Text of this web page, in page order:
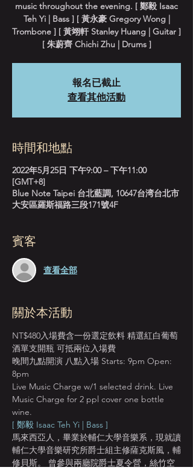
music throughout the evening. [ 鄭毅 Isaac
Teh Yi | Bass ] [ 黃永豪 Gregory Wong |
Trombone ] [ 黃翊軒 Stanley Huang | Guitar ]
[ 朱蔚齊 Chichi Zhu | Drums ]
報名已截止
查看其他活動
時間和地點
2022年5月25日 下午9:00 – 下午11:00
[GMT+8]
Blue Note Taipei 台北藍調, 10647台湾台北市
大安區羅斯福路三段171號4F
賓客
查看全部
關於本活動
NT$480入場費含一份選定飲料 精選紅白葡萄
酒單支開瓶 可抵兩位入場費
晚間九點開演 八點入場 Starts: 9pm Open:
8pm
Live Music Charge w/1 selected drink. Live
Music Charge for 2 ppl cover one bottle
wine.
[ 鄭毅 Isaac Teh Yi | Bass ]
馬來西亞人，畢業於輔仁大學音樂系，現就讀
輔仁大學音樂研究所爵士組主修薩克斯風，輔
修貝斯。 曾參與兩廳院爵士夏令營，絲竹空